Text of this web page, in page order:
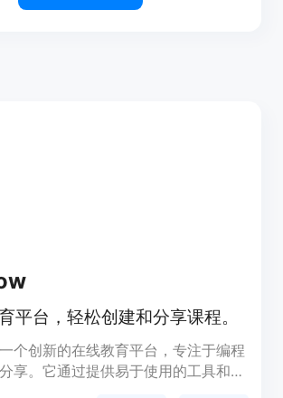
平台，轻松创建和分享课程。
个创新的在线教育平台，专注于编程
享。它通过提供易于使用的工具和资